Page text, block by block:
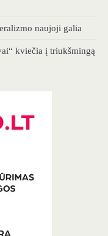
naujoji galia
kviečia į triukšmingą